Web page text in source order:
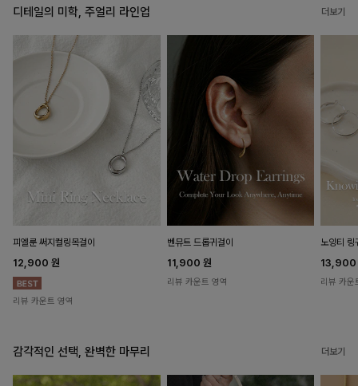
디테일의 미학, 주얼리 라인업 더보기
피엘룬 써지컬링목걸이
12,900 원
리뷰 카운트 영역
벤뮤트 드롭귀걸이
11,900 원
리뷰 카운트 영역
노잉티 링
리뷰 카운
감각적인 선택, 완벽한 마무리 더보기